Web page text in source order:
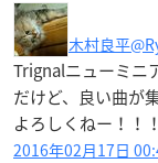
木村良平
Trignalニューミニ
だけど、良い曲が
よろしくねー！！！
2016年02月17日